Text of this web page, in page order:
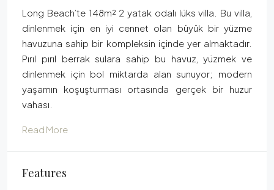
Long Beach’te 148m² 2 yatak odalı lüks villa. Bu villa,
dinlenmek için en iyi cennet olan büyük bir yüzme
havuzuna sahip bir kompleksin içinde yer almaktadır.
Pırıl pırıl berrak sulara sahip bu havuz, yüzmek ve
dinlenmek için bol miktarda alan sunuyor; modern
yaşamın koşuşturması ortasında gerçek bir huzur
vahası.
Read More
Features